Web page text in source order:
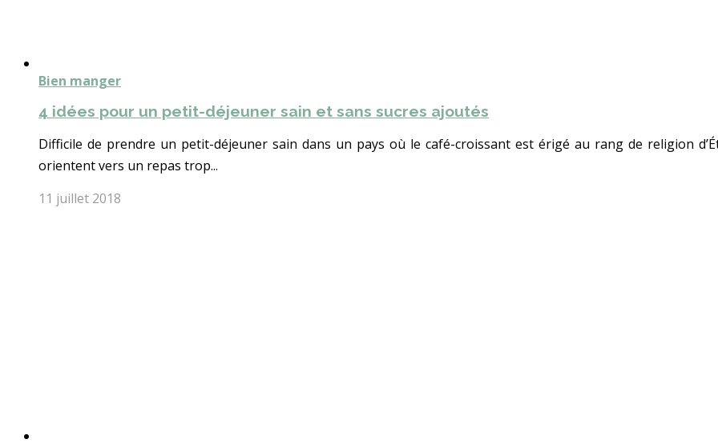
Bien manger
4 idées pour un petit-déjeuner sain et sans sucres ajoutés
Difficile de prendre un petit-déjeuner sain dans un pays où le café-croissant est érigé au rang de religion
orientent vers un repas trop...
11 juillet 2018